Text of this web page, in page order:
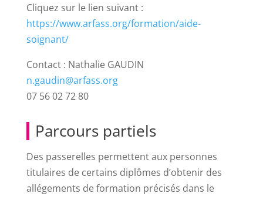
Cliquez sur le lien suivant :
https://www.arfass.org/formation/aide-
soignant/
Contact : Nathalie GAUDIN
n.gaudin@arfass.org
07 56 02 72 80
Parcours partiels
Des passerelles permettent aux personnes
titulaires de certains diplômes d’obtenir des
allégements de formation précisés dans le